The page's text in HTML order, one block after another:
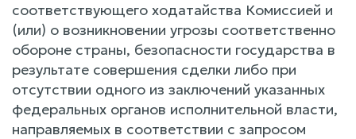
соответствующего ходатайства Комиссией и
(или) о возникновении угрозы соответственно
обороне страны, безопасности государства в
результате совершения сделки либо при
отсутствии одного из заключений указанных
федеральных органов исполнительной власти,
направляемых в соответствии с запросом